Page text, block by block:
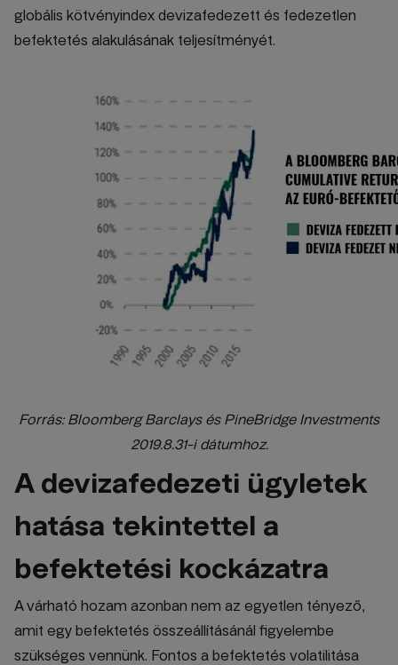
globális kötvényindex devizafedezett és fedezetlen
befektetés alakulásának teljesítményét.
Forrás: Bloomberg Barclays és PineBridge Investments
2019.8.31-i dátumhoz.
A devizafedezeti ügyletek
hatása tekintettel a
befektetési kockázatra
A várható hozam azonban nem az egyetlen tényező,
amit egy befektetés összeállításánál figyelembe
szükséges vennünk. Fontos a befektetés volatilitása